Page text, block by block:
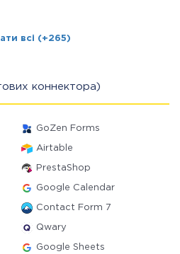
всі (+265)
коннектора)
GoZen Forms
Airtable
PrestaShop
Google Calendar
Contact Form 7
Qwary
Google Sheets